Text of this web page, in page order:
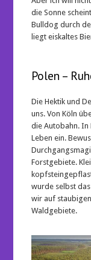
die Sonne
Bulldog durch
liegt eiskaltes
Polen –
Die Hektik und
uns. Von Köln
die Autobahn. In
Leben ein.
Forstgebiete.
wurde selbst
wir auf
Waldgebiete.